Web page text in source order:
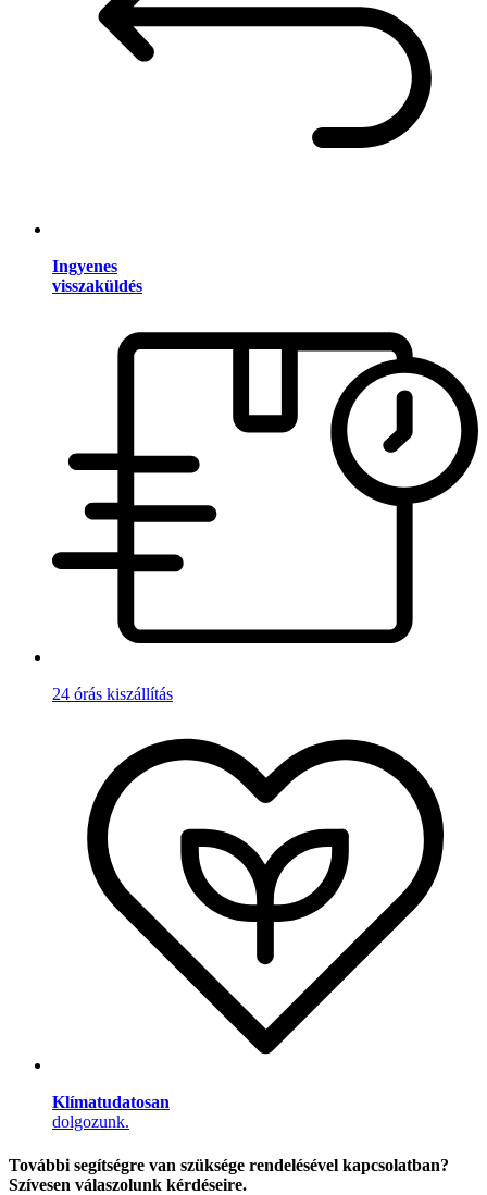
Ingyenes
visszaküldés
24 órás kiszállítás
Klímatudatosan
dolgozunk.
További segítségre van szüksége rendelésével kapcsolatban?
Szívesen válaszolunk kérdéseire.